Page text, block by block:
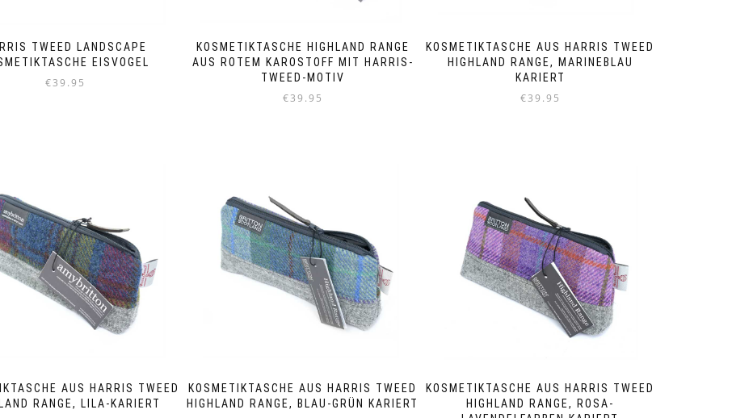
TWEED LANDSCAPE
EISVOGEL
€39.95
KOSMETIKTASCHE HIGHLAND RANGE
AUS ROTEM KAROSTOFF MIT HARRIS-
TWEED-MOTIV
€39.95
KOSMETIKTASCHE AUS HARRIS TWEED
HIGHLAND RANGE, MARINEBLAU
KARIERT
€39.95
AUS HARRIS TWEED
RANGE, LILA-KARIERT
KOSMETIKTASCHE AUS HARRIS TWEED
HIGHLAND RANGE, BLAU-GRÜN KARIERT
KOSMETIKTASCHE AUS HARRIS TWEED
HIGHLAND RANGE, ROSA-